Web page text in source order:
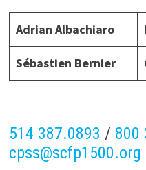
Adrian Albachiaro
Sébastien Bernier
514 387.0893 / 800
cpss@scfp1500.org